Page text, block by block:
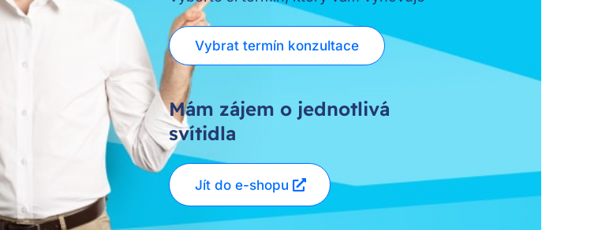
Vybrat termín konzultace
Mám zájem o jednotlivá
svítidla
Jít do e-shopu